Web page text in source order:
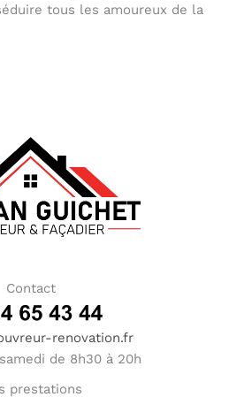
tous les amoureux de la
Contact
renovation.fr
de 8h30 à 20h
prestations